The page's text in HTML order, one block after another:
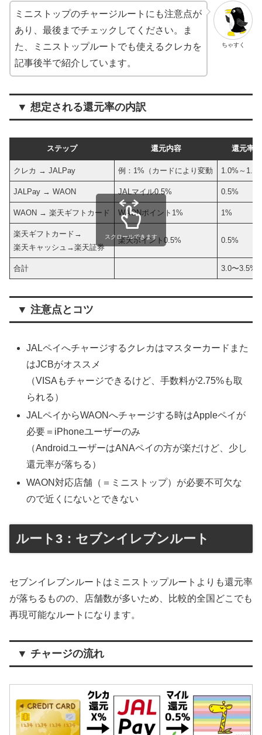
ちゃすく
ミニストップのチャージルートにも注意点が
あり、最後までチェックしてください。ま
た、ミニストップルートでも使えるクレカを
記事後半で紹介しています。
▼ 想定される還元率の内訳
ステップ 還元内容 還元率
クレカ → JALPay 例：1%（カードにより変動 1.0%～
JALPay → WAON JALマイル0.5% 0.5%
WAON → 楽天ギフトカード WAONポイント1% 1%
楽天ギフトカード→
楽天キャッシュ→楽天証券
楽天ポイント0.5% 0.5%
合計 3.0〜3.5%
スクロールできます
▼ 注意点とコツ
JALペイへチャージするクレカはマスターカードまた
はJCBがオススメ
（VISAもチャージできるけど、手数料が2.75%も取
られる）
JALペイからWAONへチャージする時はAppleペイが
必要＝iPhoneユーザーのみ
（AndroidユーザーはANAペイの方が楽だけど、少し
還元率が落ちる）
WAON対応店舗（＝ミニストップ）が必要不可欠な
ので近くにないとできない
ルート3：セブンイレブンルート
セブンイレブンルートはミニストップルートよりも還元率
が落ちるものの、店舗数が多いため、比較的全国どこでも
再現可能なルートになります。
▼ チャージの流れ